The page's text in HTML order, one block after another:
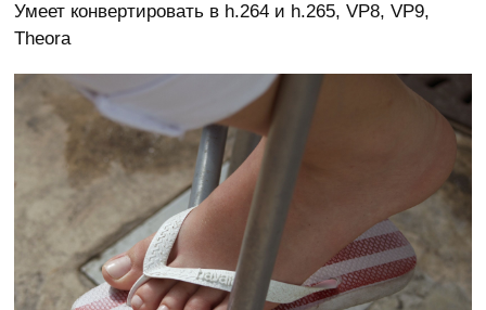
Умеет конвертировать в h.264 и h.265, VP8, VP9,
Theora